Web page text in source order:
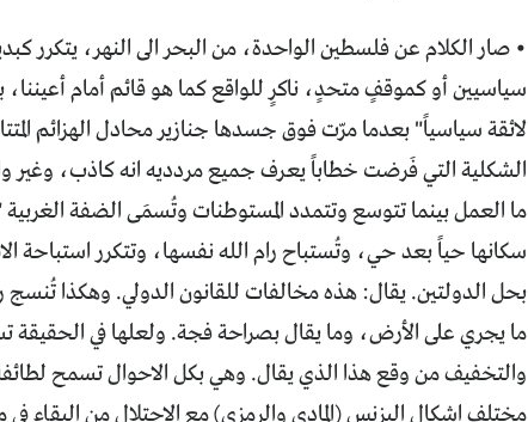
• صار الكلام عن فلسطين الواحدة، من البحر الى النهر، يتكرر
سياسيين أو كموقفٍ متحدٍ، ناكرٍ للواقع كما هو قائم أمام
لائقة سياسياً" بعدما مرّت فوق جسدها جنازير محادل الهزائم
الشكلية التي فَرضت خطاباً يعرف جميع مردديه انه كاذب، وغير
ما العمل بينما تتوسع وتتمدد المستوطنات وتُسمَى الضفة
سكانها حياً بعد حي، وتُستباح رام الله نفسها، وتتكرر استباحة
بحل الدولتين. يقال: هذه مخالفات للقانون الدولي. وهكذا
ما يجري على الأرض، وما يقال بصراحة فجة. ولعلها في الحقيقة
والتخفيف من وقع هذا الذي يقال. وهي بكل الاحوال تسمح
مختلف اشكال البزنس (المادي والرمزي) مع الاحتلال من البقاء